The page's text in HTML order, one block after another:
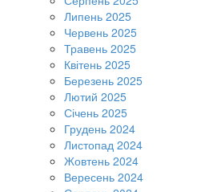
Липень 2025
Червень 2025
Травень 2025
Квітень 2025
Березень 2025
Лютий 2025
Січень 2025
Грудень 2024
Листопад 2024
Жовтень 2024
Вересень 2024